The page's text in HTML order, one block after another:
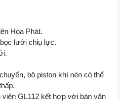
Hòa Phát.
lưới chiụ lực.
bộ piston khí nén có thể
GL112 kết hợp với bàn văn